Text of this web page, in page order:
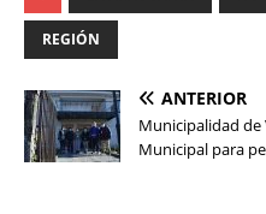
REGIÓN
ANTERIOR
Municipalidad de
Municipal para